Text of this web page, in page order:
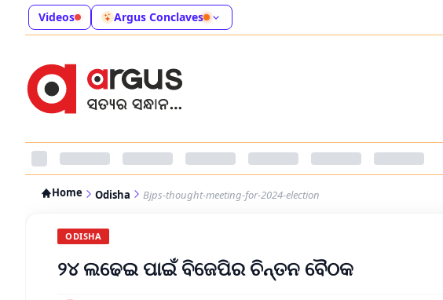
Videos Argus Conclaves
Home Odisha Bjps-thought-meeting-for-2024-election
ODISHA
୨୪ ଲଢେଇ ପାଇଁ ବିଜେପିର ଚିନ୍ତନ ବୈଠକ